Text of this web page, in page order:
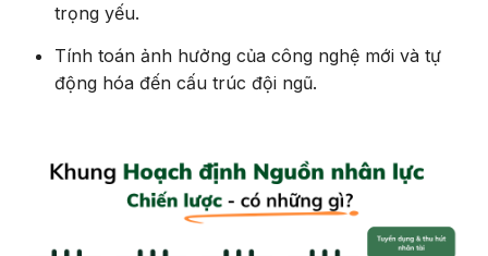
trọng yếu.
Tính toán ảnh hưởng của công nghệ mới và tự
động hóa đến cấu trúc đội ngũ.